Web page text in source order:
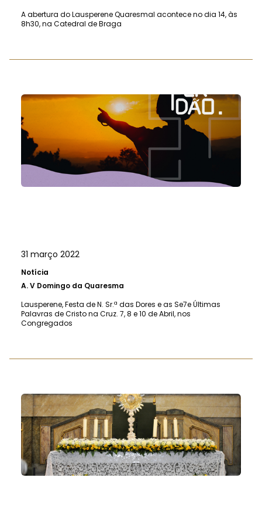
A abertura do Lausperene Quaresmal acontece no dia 14, às
8h30, na Catedral de Braga
31 março 2022
Notícia
A.V Domingo da Quaresma
Lausperene, Festa de N. Sr.ª das Dores e as Se7e Últimas
Palavras de Cristo na Cruz. 7, 8 e 10 de Abril, nos
Congregados